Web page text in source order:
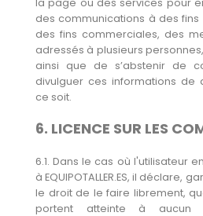
la page ou des services pour
des communications à des
des fins commerciales, des
adressés à plusieurs
ainsi que de s’abstenir de
divulguer ces informations de
ce soit.
6. LICENCE SUR LES
6.1. Dans le cas où l'utilisateur
à EQUIPOTALLER.ES, il déclare,
le droit de le faire librement,
portent atteinte à aucun